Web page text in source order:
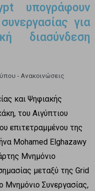
υπογράφουν
για
διασύνδεση
- Ανακοινώσεις
και Ψηφιακής
του Αιγύπτιου
επιτετραμμένου της
Mohamed Elghazawy
Μνημόνιο
μεταξύ της Grid
Μνημόνιο Συνεργασίας,